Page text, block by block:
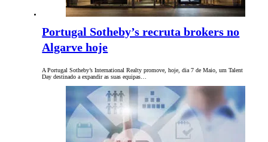
Portugal Sotheby’s recruta brokers no
Algarve hoje
A Portugal Sotheby’s International Realty promove, hoje, dia 7 de Maio, um Talent
Day destinado a expandir as suas equipas…